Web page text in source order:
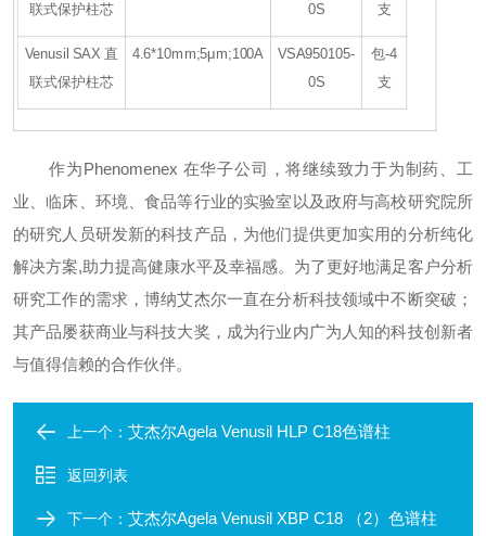
联式保护柱芯
0S
支
Venusil SAX 直
联式保护柱芯
4.6*10mm;5μm;100A
VSA950105-
0S
包-4
支
作为Phenomenex 在华子公司，将继续致力于为制药、工
业、临床、环境、食品等行业的实验室以及政府与高校研究院所
的研究人员研发新的科技产品，为他们提供更加实用的分析纯化
解决方案,助力提高健康水平及幸福感。为了更好地满足客户分析
研究工作的需求，博纳艾杰尔一直在分析科技领域中不断突破；
其产品屡获商业与科技大奖，成为行业内广为人知的科技创新者
与值得信赖的合作伙伴。
上一个： 艾杰尔Agela Venusil HLP C18色谱柱
返回列表
下一个： 艾杰尔Agela Venusil XBP C18 （2）色谱柱